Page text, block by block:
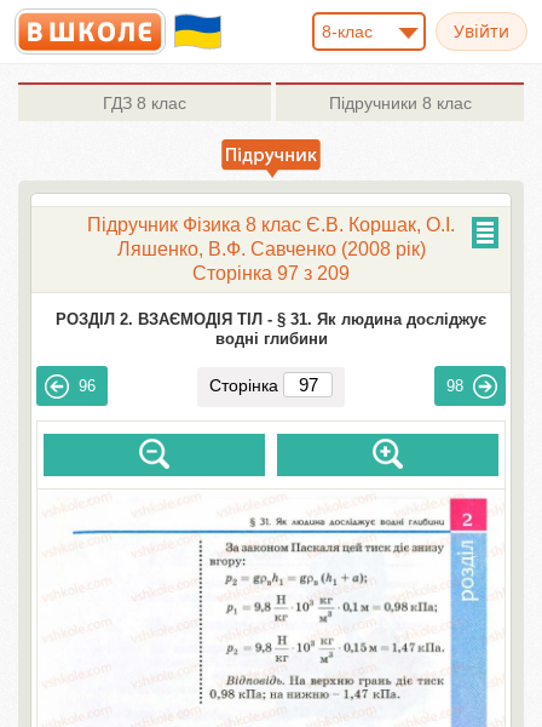
8-клас
ГДЗ 8 клас Підручники 8 клас
Підручник Фізика 8 клас Є.В. Коршак, О.І.
Ляшенко, В.Ф. Савченко (2008 рік)
Сторінка 97 з 209
РОЗДІЛ 2. ВЗАЄМОДІЯ ТІЛ - § 31. Як людина досліджує
водні глибини
96 Сторінка 98